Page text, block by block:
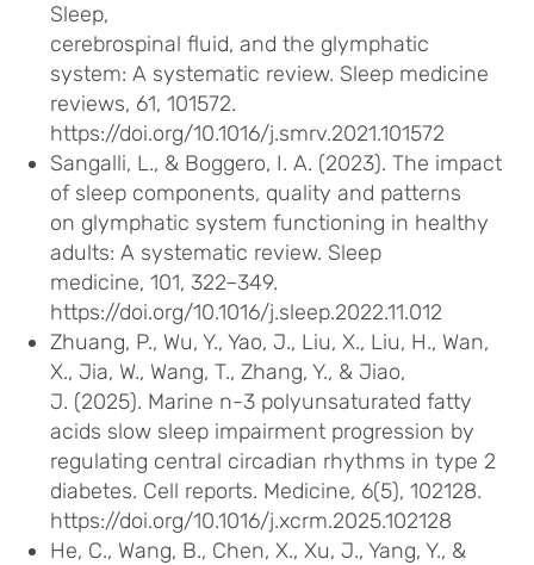
Sleep,
cerebrospinal fluid, and the glymphatic
system: A systematic review. Sleep medicine
reviews, 61, 101572.
https://doi.org/10.1016/j.smrv.2021.101572
Sangalli, L., & Boggero, I. A. (2023). The impact
of sleep components, quality and patterns
on glymphatic system functioning in healthy
adults: A systematic review. Sleep
medicine, 101, 322–349.
https://doi.org/10.1016/j.sleep.2022.11.012
Zhuang, P., Wu, Y., Yao, J., Liu, X., Liu, H., Wan,
X., Jia, W., Wang, T., Zhang, Y., & Jiao,
J. (2025). Marine n-3 polyunsaturated fatty
acids slow sleep impairment progression by
regulating central circadian rhythms in type 2
diabetes. Cell reports. Medicine, 6(5), 102128.
https://doi.org/10.1016/j.xcrm.2025.102128
He, C., Wang, B., Chen, X., Xu, J., Yang, Y., &